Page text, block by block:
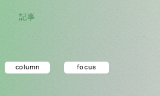
記事
column focus